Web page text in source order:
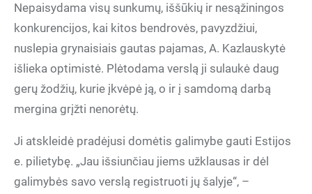
Nepaisydama visų sunkumų, iššūkių ir nesąžiningos
konkurencijos, kai kitos bendrovės, pavyzdžiui,
nuslepia grynaisiais gautas pajamas, A. Kazlauskytė
išlieka optimistė. Plėtodama verslą ji sulaukė daug
gerų žodžių, kurie įkvėpė ją, o ir į samdomą darbą
mergina grįžti nenorėtų.
Ji atskleidė pradėjusi domėtis galimybe gauti Estijos
e. pilietybę. „Jau išsiunčiau jiems užklausas ir dėl
galimybės savo verslą registruoti jų šalyje“, –